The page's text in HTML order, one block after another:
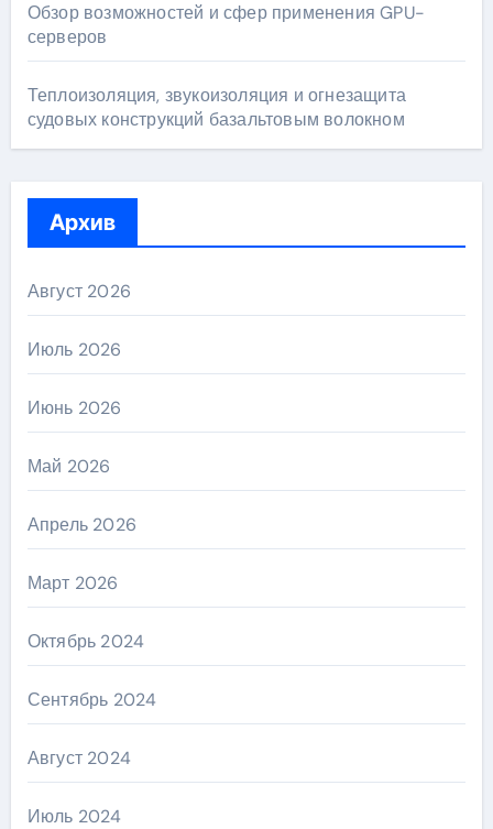
Обзор возможностей и сфер применения GPU-
серверов
Теплоизоляция, звукоизоляция и огнезащита
судовых конструкций базальтовым волокном
Архив
Август 2026
Июль 2026
Июнь 2026
Май 2026
Апрель 2026
Март 2026
Октябрь 2024
Сентябрь 2024
Август 2024
Июль 2024